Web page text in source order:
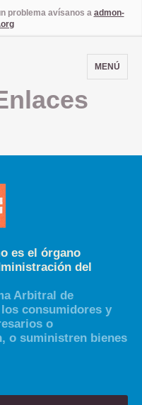
problema avísanos a admon-
MENÚ
es el órgano
del
Arbitral de
consumidores y
o
o suministren bienes